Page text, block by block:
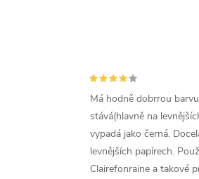
Má hodně dobrrou
stává(hlavně na
vypadá jako černá.
levnějších papírech.
Clairefonraine a takové